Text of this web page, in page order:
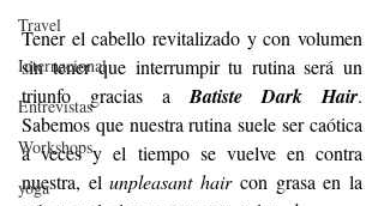
Travel
Internacional
Entrevistas
Workshops
yoga
Tener el cabello revitalizado y con volumen
sin tener que interrumpir tu rutina será un
triunfo gracias a Batiste Dark Hair.
Sabemos que nuestra rutina suele ser caótica
a veces y el tiempo se vuelve en contra
nuestra, el unpleasant hair con grasa en la